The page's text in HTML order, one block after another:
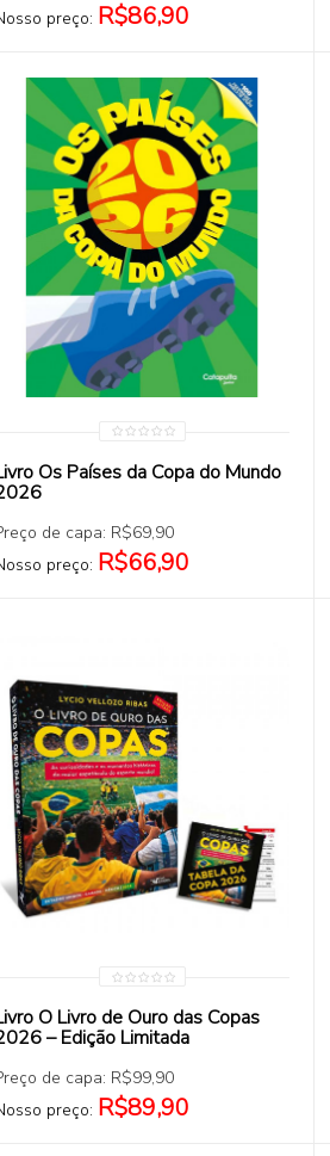
preço: R$86,90
Os Países da Copa do Mundo
de capa: R$69,90
preço: R$66,90
COMPRAR
O Livro de Ouro das Copas
– Edição Limitada
de capa: R$99,90
preço: R$89,90
COMPRAR